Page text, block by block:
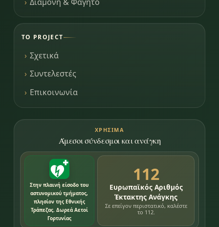
ΤΟ PROJECT
Σχετικά
Συντελεστές
Επικοινωνία
ΧΡΉΣΙΜΑ
Άμεσοι σύνδεσμοι και ανάγκη
Στην πλαινή είσοδο του
αστυνομικού τμήματος,
πλησίον της Εθνικής
Τράπεζας. Δωρεά Αετοί
Γορτυνίας
112
Ευρωπαϊκός Αριθμός
Έκτακτης Ανάγκης
Σε επείγον περιστατικό, καλέστε
το 112.